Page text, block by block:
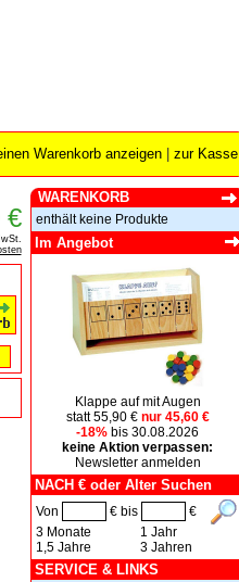
Warenkorb anzeigen| zur Kasse
€
WARENKORB
enthält keine Produkte
Im Angebot
Klappe auf mit Augen
statt 55,90 €nur 45,60 €
-18% bis 30.08.2026
keine Aktion verpassen:
Newsletter anmelden
NACH € oder Alter Suchen
Von € bis
€
3 Monate
1,5 Jahre
1 Jahr
3 Jahren
SERVICE & LINKS